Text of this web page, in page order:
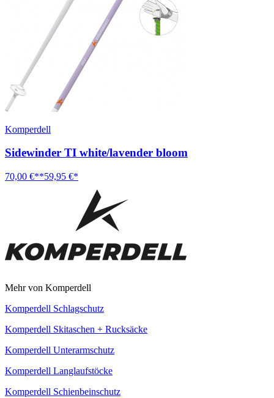
Komperdell
Sidewinder TI white/lavender bloom
70,00 €**59,95 €*
Mehr von Komperdell
Komperdell Schlagschutz
Komperdell Skitaschen + Rucksäcke
Komperdell Unterarmschutz
Komperdell Langlaufstöcke
Komperdell Schienbeinschutz